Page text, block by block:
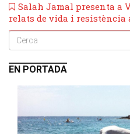
Salah Jamal presenta a
relats de vida i resistència
EN PORTADA